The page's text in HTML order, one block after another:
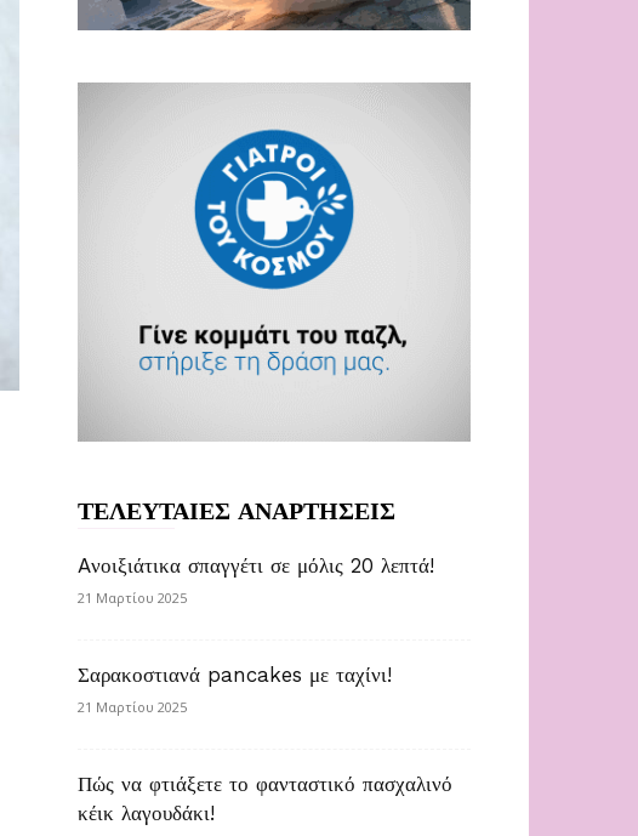
ΤΕΛΕΥΤΑΙΕΣ ΑΝΑΡΤΗΣΕΙΣ
Aνοιξιάτικα σπαγγέτι σε μόλις 20 λεπτά!
21 Μαρτίου 2025
Σαρακοστιανά pancakes με ταχίνι!
21 Μαρτίου 2025
Πώς να φτιάξετε το φανταστικό πασχαλινό
κέικ λαγουδάκι!